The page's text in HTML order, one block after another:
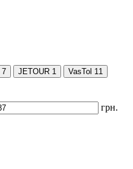
7 JETOUR 1 VasTol 11
грн.